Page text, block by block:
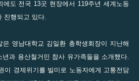
도 전국 13곳 현장에서 119주년 세계노동
진행되고 있다.
영남대학교 김일환 총학생회장이 지난해
과 용산철거민 참사 유가족들을 소개했다.
이 경제위기를 빌미로 노동자에게 고통전담